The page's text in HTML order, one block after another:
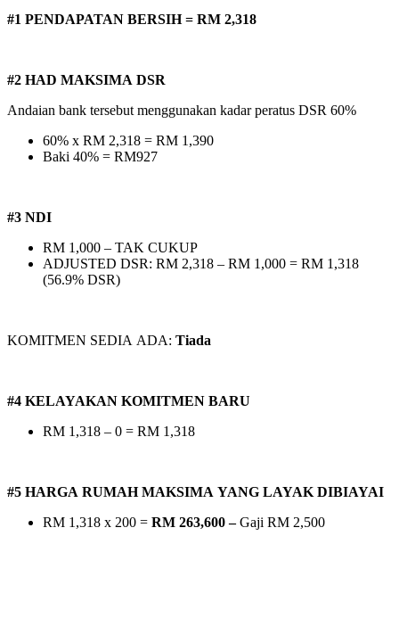
#1 PENDAPATAN BERSIH = RM 2,318
#2 HAD MAKSIMA DSR
Andaian bank tersebut menggunakan kadar peratus DSR 60%
60% x RM 2,318 = RM 1,390
Baki 40% = RM927
#3 NDI
RM 1,000 – TAK CUKUP
ADJUSTED DSR: RM 2,318 – RM 1,000 = RM 1,318
(56.9% DSR)
KOMITMEN SEDIA ADA: Tiada
#4 KELAYAKAN KOMITMEN BARU
RM 1,318 – 0 = RM 1,318
#5 HARGA RUMAH MAKSIMA YANG LAYAK DIBIAYAI
RM 1,318 x 200 = RM 263,600 –Gaji RM 2,500